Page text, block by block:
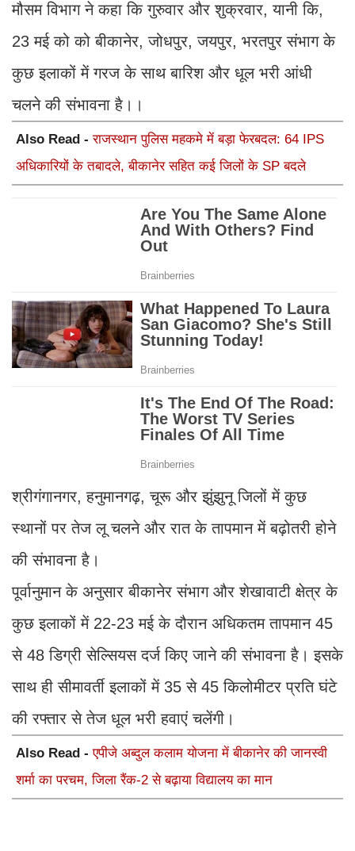
मौसम विभाग ने कहा कि गुरुवार और शुक्रवार, यानी कि,
23 मई को को बीकानेर, जोधपुर, जयपुर, भरतपुर संभाग के
कुछ इलाकों में गरज के साथ बारिश और धूल भरी आंधी
चलने की संभावना है।।
Also Read -राजस्थान पुलिस महकमे में बड़ा फेरबदल: 64 IPS
अधिकारियों के तबादले, बीकानेर सहित कई जिलों के SP बदले
श्रीगंगानगर, हनुमानगढ़, चूरू और झुंझुनू जिलों में कुछ
स्थानों पर तेज लू चलने और रात के तापमान में बढ़ोतरी होने
की संभावना है।
पूर्वानुमान के अनुसार बीकानेर संभाग और शेखावाटी क्षेत्र के
कुछ इलाकों में 22-23 मई के दौरान अधिकतम तापमान 45
से 48 डिग्री सेल्सियस दर्ज किए जाने की संभावना है। इसके
साथ ही सीमावर्ती इलाकों में 35 से 45 किलोमीटर प्रति घंटे
की रफ्तार से तेज धूल भरी हवाएं चलेंगी।
Also Read -एपीजे अब्दुल कलाम योजना में बीकानेर की जानस्वी
शर्मा का परचम, जिला रैंक-2 से बढ़ाया विद्यालय का मान